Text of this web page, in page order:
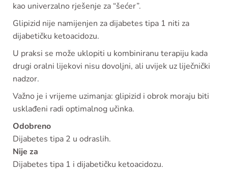
kao univerzalno rješenje za “šećer”.
Glipizid nije namijenjen za dijabetes tipa 1 niti za
dijabetičku ketoacidozu.
U praksi se može uklopiti u kombiniranu terapiju kada
drugi oralni lijekovi nisu dovoljni, ali uvijek uz liječnički
nadzor.
Važno je i vrijeme uzimanja: glipizid i obrok moraju biti
usklađeni radi optimalnog učinka.
Odobreno
Dijabetes tipa 2 u odraslih.
Nije za
Dijabetes tipa 1 i dijabetičku ketoacidozu.